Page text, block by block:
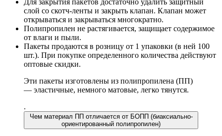
слой со скотч-ленты и закрыть клапан. Клапан может
открываться и закрываться многократно.
Полипропилен не растягивается, защищает содержимое
от влаги и пыли.
Пакеты продаются в розницу от 1 упаковки (в ней 100
шт.). При покупке определенного количества действуют
оптовые скидки.
Эти пакеты изготовлены из полипропилена (ПП)
— эластичные, немного матовые, легко тянутся.
.
Чем материал ПП отличается от БОПП (биаксиально-
ориентированный полипропилен)